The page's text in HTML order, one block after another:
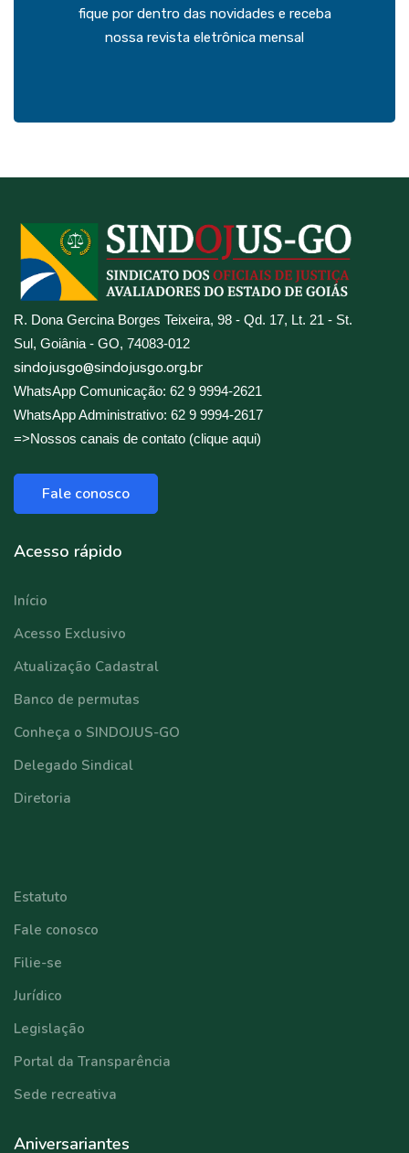
fique por dentro das novidades e receba
nossa revista eletrônica mensal
R. Dona Gercina Borges Teixeira, 98 - Qd. 17, Lt. 21 - St.
Sul, Goiânia - GO, 74083-012
sindojusgo@sindojusgo.org.br
WhatsApp Comunicação: 62 9 9994-2621
WhatsApp Administrativo: 62 9 9994-2617
=>Nossos canais de contato (clique aqui)
Fale conosco
Acesso rápido
Início
Acesso Exclusivo
Atualização Cadastral
Banco de permutas
Conheça o SINDOJUS-GO
Delegado Sindical
Diretoria
Estatuto
Fale conosco
Filie-se
Jurídico
Legislação
Portal da Transparência
Sede recreativa
Aniversariantes